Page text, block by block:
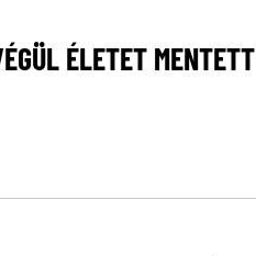
ÉLETET MENTETT